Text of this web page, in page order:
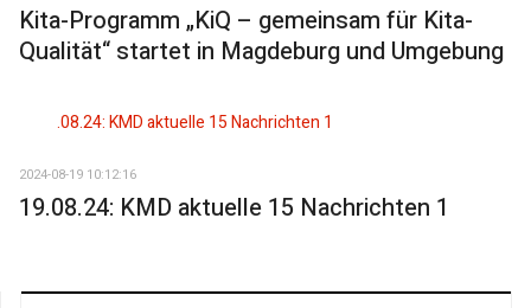
Kita-Programm „KiQ – gemeinsam für Kita-
Qualität“ startet in Magdeburg und Umgebung
2024-08-19 10:12:16
19.08.24: KMD aktuelle 15 Nachrichten 1